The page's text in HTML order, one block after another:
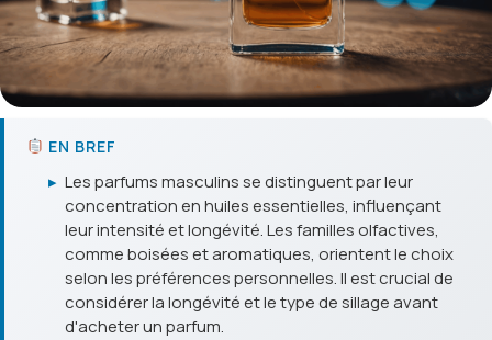
EN BREF
▸ Les parfums masculins se distinguent par leur
concentration en huiles essentielles, influençant
leur intensité et longévité. Les familles olfactives,
comme boisées et aromatiques, orientent le choix
selon les préférences personnelles. Il est crucial de
considérer la longévité et le type de sillage avant
d'acheter un parfum.